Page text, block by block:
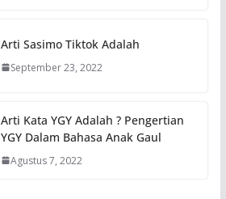
Arti Sasimo Tiktok Adalah
September 23, 2022
Arti Kata YGY Adalah ? Pengertian
YGY Dalam Bahasa Anak Gaul
Agustus 7, 2022